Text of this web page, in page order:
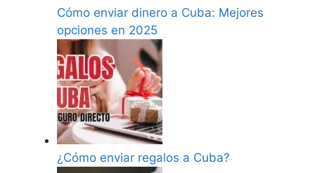
Cómo enviar dinero a Cuba: Mejores
opciones en 2025
¿Cómo enviar regalos a Cuba?